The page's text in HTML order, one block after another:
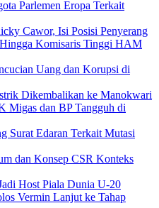
Parlemen Eropa Terkait
Cawor, Isi Posisi Penyerang
Komisaris Tinggi HAM
Uang dan Korupsi di
Dikembalikan ke Manokwari
Migas dan BP Tangguh di
Surat Edaran Terkait Mutasi
dan Konsep CSR Konteks
Host Piala Dunia U-20
Vermin Lanjut ke Tahap